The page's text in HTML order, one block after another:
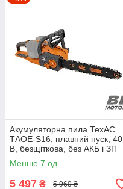
Акумуляторна пила ТехАС
ТAОЕ-S16, плавний пуск, 40
В, безщіткова, без АКБ і ЗП
Менше 7 од.
5 497 ₴ 5 969 ₴